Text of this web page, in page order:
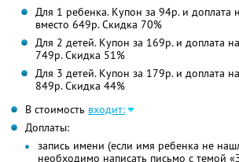
Для 1 ребенка. Купон за 94р. и доплата
вместо 649р. Скидка 70%
Для 2 детей. Купон за 169р. и доплата
749р. Скидка 51%
Для 3 детей. Купон за 179р. и доплата
849р. Скидка 44%
В стоимость входит:
Доплаты:
запись имени (если имя ребенка не
необходимо написать письмо с темой